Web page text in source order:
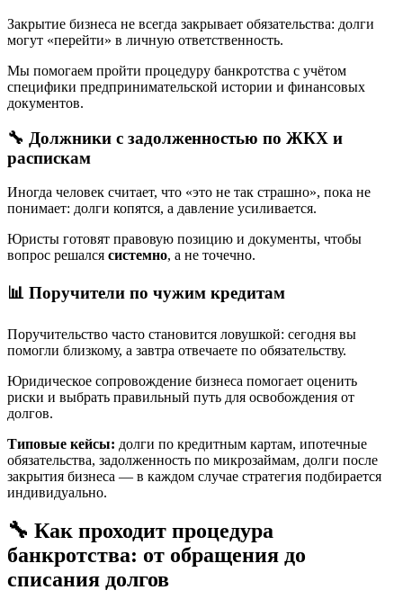
Закрытие бизнеса не всегда закрывает обязательства: долги
могут «перейти» в личную ответственность.
Мы помогаем пройти процедуру банкротства с учётом
специфики предпринимательской истории и финансовых
документов.
🔧 Должники с задолженностью по ЖКХ и
распискам
Иногда человек считает, что «это не так страшно», пока не
понимает: долги копятся, а давление усиливается.
Юристы готовят правовую позицию и документы, чтобы
вопрос решался системно, а не точечно.
📊 Поручители по чужим кредитам
Поручительство часто становится ловушкой: сегодня вы
помогли близкому, а завтра отвечаете по обязательству.
Юридическое сопровождение бизнеса помогает оценить
риски и выбрать правильный путь для освобождения от
долгов.
Типовые кейсы: долги по кредитным картам, ипотечные
обязательства, задолженность по микрозаймам, долги после
закрытия бизнеса — в каждом случае стратегия подбирается
индивидуально.
🔧 Как проходит процедура
банкротства: от обращения до
списания долгов